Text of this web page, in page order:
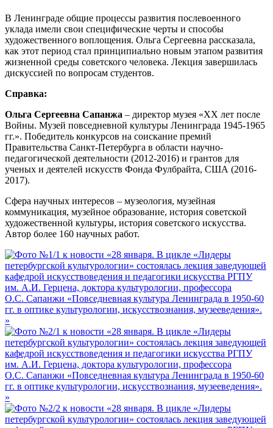
В Ленинграде общие процессы развития послевоенного
уклада имели свои специфические черты и способы
художественного воплощения. Ольга Сергеевна рассказала,
как этот период стал принципиально новым этапом развития
жизненной среды советского человека. Лекция завершилась
дискуссией по вопросам студентов.
Справка:
Ольга Сергеевна Сапанжа – директор музея «ХХ лет после
Войны. Музей повседневной культуры Ленинграда 1945-1965
гг.». Победитель конкурсов на соискание премий
Правительства Санкт-Петербурга в области научно-
педагогической деятельности (2012-2016) и грантов для
ученых и деятелей искусств Фонда Фулбрайта, США (2016-
2017).
Сфера научных интересов – музеология, музейная
коммуникация, музейное образование, история советской
художественной культуры, история советского искусства.
Автор более 160 научных работ.